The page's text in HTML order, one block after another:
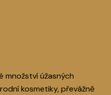
množství úžasných
kosmetiky, převážně